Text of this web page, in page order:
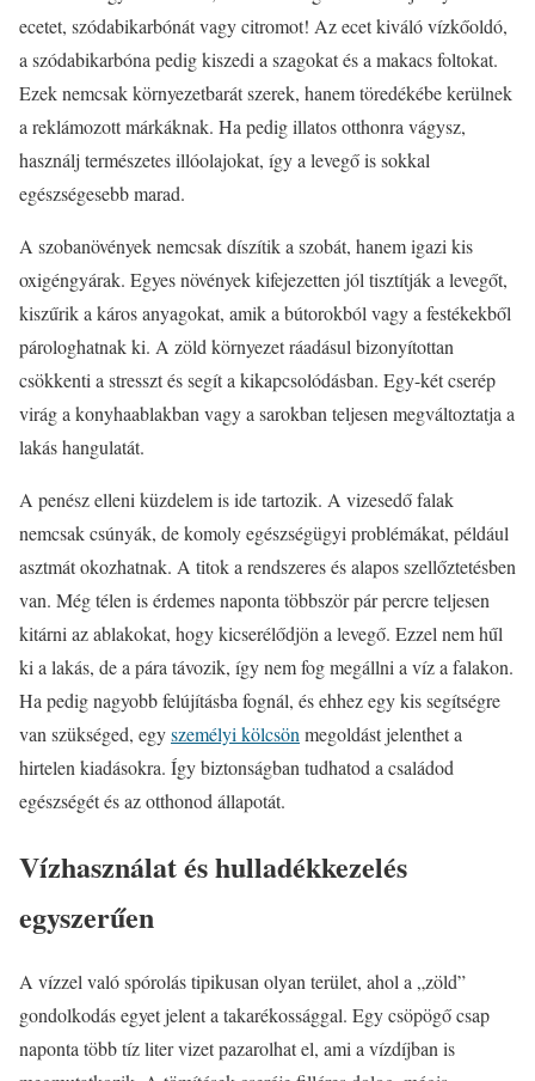
ecetet, szódabikarbónát vagy citromot! Az ecet kiváló vízkőoldó,
a szódabikarbóna pedig kiszedi a szagokat és a makacs foltokat.
Ezek nemcsak környezetbarát szerek, hanem töredékébe kerülnek
a reklámozott márkáknak. Ha pedig illatos otthonra vágysz,
használj természetes illóolajokat, így a levegő is sokkal
egészségesebb marad.
A szobanövények nemcsak díszítik a szobát, hanem igazi kis
oxigéngyárak. Egyes növények kifejezetten jól tisztítják a levegőt,
kiszűrik a káros anyagokat, amik a bútorokból vagy a festékekből
párologhatnak ki. A zöld környezet ráadásul bizonyítottan
csökkenti a stresszt és segít a kikapcsolódásban. Egy-két cserép
virág a konyhaablakban vagy a sarokban teljesen megváltoztatja a
lakás hangulatát.
A penész elleni küzdelem is ide tartozik. A vizesedő falak
nemcsak csúnyák, de komoly egészségügyi problémákat, például
asztmát okozhatnak. A titok a rendszeres és alapos szellőztetésben
van. Még télen is érdemes naponta többször pár percre teljesen
kitárni az ablakokat, hogy kicserélődjön a levegő. Ezzel nem hűl
ki a lakás, de a pára távozik, így nem fog megállni a víz a falakon.
Ha pedig nagyobb felújításba fognál, és ehhez egy kis segítségre
van szükséged, egyszemélyi kölcsön megoldást jelenthet a
hirtelen kiadásokra. Így biztonságban tudhatod a családod
egészségét és az otthonod állapotát.
Vízhasználat és hulladékkezelés
egyszerűen
A vízzel való spórolás tipikusan olyan terület, ahol a „zöld”
gondolkodás egyet jelent a takarékossággal. Egy csöpögő csap
naponta több tíz liter vizet pazarolhat el, ami a vízdíjban is